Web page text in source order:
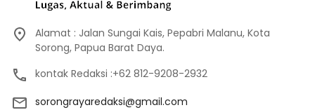
Alamat : Jalan Sungai Kais, Pepabri Malanu, Kota
Sorong, Papua Barat Daya.
kontak Redaksi :+62 812-9208-2932
sorongrayaredaksi@gmail.com